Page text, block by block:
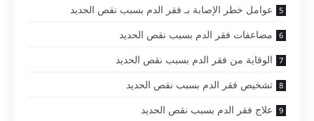
عوامل خطر الإصابة بـ فقر الدم بسبب نقص الحديد
مضاعفات فقر الدم بسبب نقص الحديد
الوقاية من فقر الدم بسبب نقص الحديد
تشخيص فقر الدم بسبب نقص الحديد
علاج فقر الدم بسبب نقص الحديد